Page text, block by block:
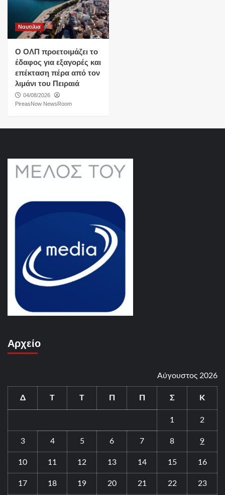
Ναυτιλια
O ΟΛΠ προετοιμάζει το
έδαφος για εξαγορές και
επέκταση πέρα από τον
λιμάνι του Πειραιά
04/08/2026
PireasNow NewsRoom
Αρχείο
Αύγουστος 2026
Δ Τ Τ Π Π Σ Κ
1 2
3 4 5 6 7 8 9
10 11 12 13 14 15 16
17 18 19 20 21 22 23